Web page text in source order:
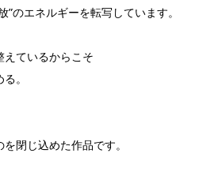
”のエネルギーを転写しています。
ているからこそ
。
閉じ込めた作品です。